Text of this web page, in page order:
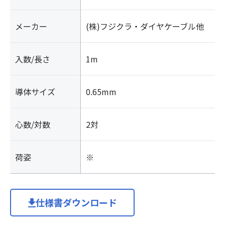
シ
ケ
ブ
メーカー (株)フジクラ・ダイヤケーブル他
入数/長さ 1m
導体サイズ 0.65mm
心数/対数 2対
荷姿 ※
仕様書ダウンロード